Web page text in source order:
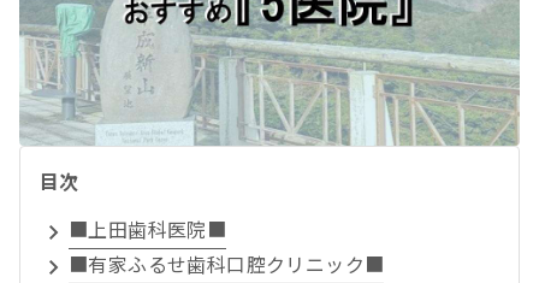
目次
■上田歯科医院■
■有家ふるせ歯科口腔クリニック■